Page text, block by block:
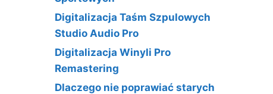
Digitalizacja Taśm Szpulowych
Studio Audio Pro
Digitalizacja Winyli Pro
Remastering
Dlaczego nie poprawiać starych